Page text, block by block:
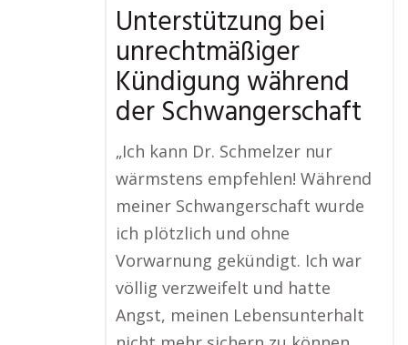
Unterstützung bei
unrechtmäßiger
Kündigung während
der Schwangerschaft
„Ich kann Dr. Schmelzer nur
wärmstens empfehlen! Während
meiner Schwangerschaft wurde
ich plötzlich und ohne
Vorwarnung gekündigt. Ich war
völlig verzweifelt und hatte
Angst, meinen Lebensunterhalt